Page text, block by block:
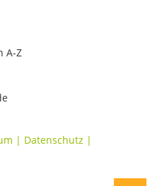
A-Z
| Datenschutz |